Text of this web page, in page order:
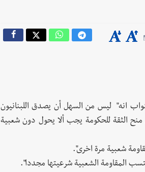
انه" ليس من السهل أن يصدق اللبنانيون
الثقة للحكومة يجب ألا يحول دون شعبية
شعبية مرة اخرى".
المقاومة الشعبية شرعيتها مجددا".